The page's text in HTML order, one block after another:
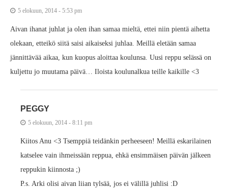
5 elokuun, 2014 - 5:53 pm
Aivan ihanat juhlat ja olen ihan samaa mieltä, ettei niin pientä aihetta
olekaan, etteikö siitä saisi aikaiseksi juhlaa. Meillä eletään samaa
jännittävää aikaa, kun kuopus aloittaa koulunsa. Uusi reppu selässä on
kuljettu jo muutama päivä… Iloista koulunalkua teille kaikille <3
PEGGY
5 elokuun, 2014 - 8:11 pm
Kiitos Anu <3 Tsemppiä teidänkin perheeseen! Meillä eskarilainen
katselee vain ihmeissään reppua, ehkä ensimmäisen päivän jälkeen
reppukin kiinnosta ;)
P.s. Arki olisi aivan liian tylsää, jos ei välillä juhlisi :D